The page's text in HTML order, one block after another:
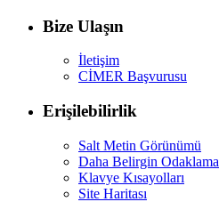
Bize Ulaşın
İletişim
CİMER Başvurusu
Erişilebilirlik
Salt Metin Görünümü
Daha Belirgin Odaklama
Klavye Kısayolları
Site Haritası